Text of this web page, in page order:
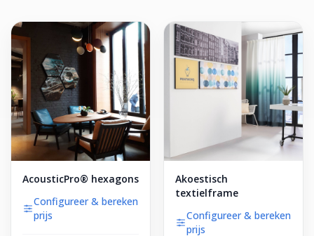
AcousticPro® hexagons
Configureer & bereken
prijs
Akoestisch
textielframe
Configureer & bereken
prijs